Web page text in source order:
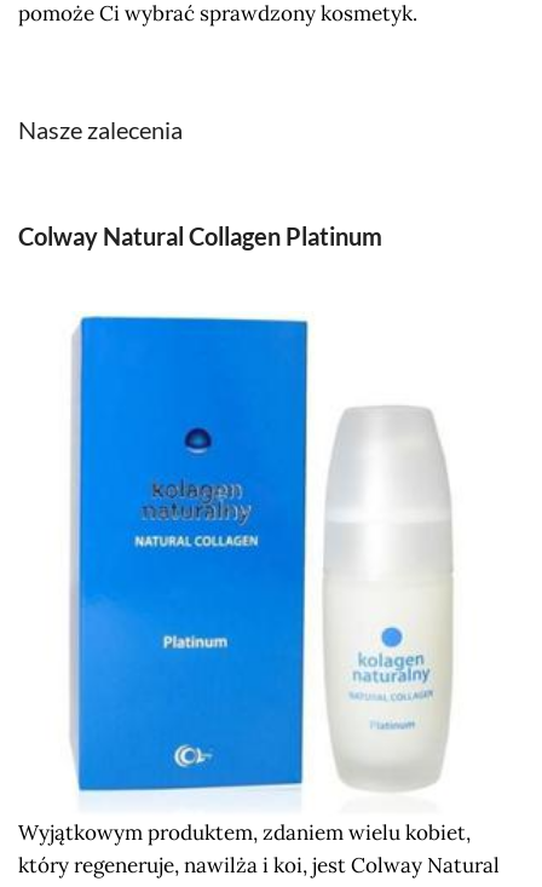
pomoże Ci wybrać sprawdzony kosmetyk.
Nasze zalecenia
Colway Natural Collagen Platinum
Wyjątkowym produktem, zdaniem wielu kobiet,
który regeneruje, nawilża i koi, jest Colway Natural